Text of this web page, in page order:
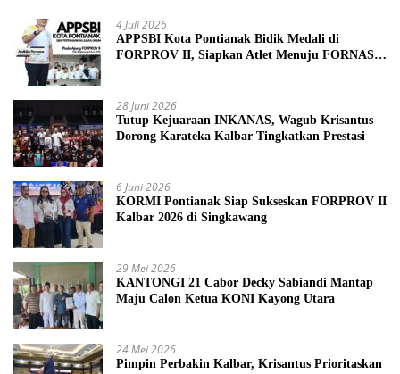
4 Juli 2026
APPSBI Kota Pontianak Bidik Medali di
FORPROV II, Siapkan Atlet Menuju FORNAS
28 Juni 2026
Tutup Kejuaraan INKANAS, Wagub Krisantus
Dorong Karateka Kalbar Tingkatkan Prestasi
6 Juni 2026
KORMI Pontianak Siap Sukseskan FORPROV II
Kalbar 2026 di Singkawang
29 Mei 2026
KANTONGI 21 Cabor Decky Sabiandi Mantap
Maju Calon Ketua KONI Kayong Utara
24 Mei 2026
Pimpin Perbakin Kalbar, Krisantus Prioritaskan